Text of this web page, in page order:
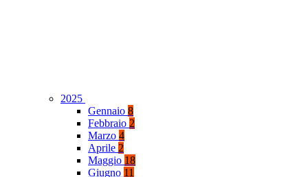
2025
Gennaio 8
Febbraio 2
Marzo 4
Aprile 2
Maggio 18
Giugno 11